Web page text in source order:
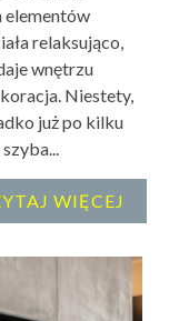
elementów
relaksująco,
wnętrzu
Niestety,
już po kilku
WIĘCEJ